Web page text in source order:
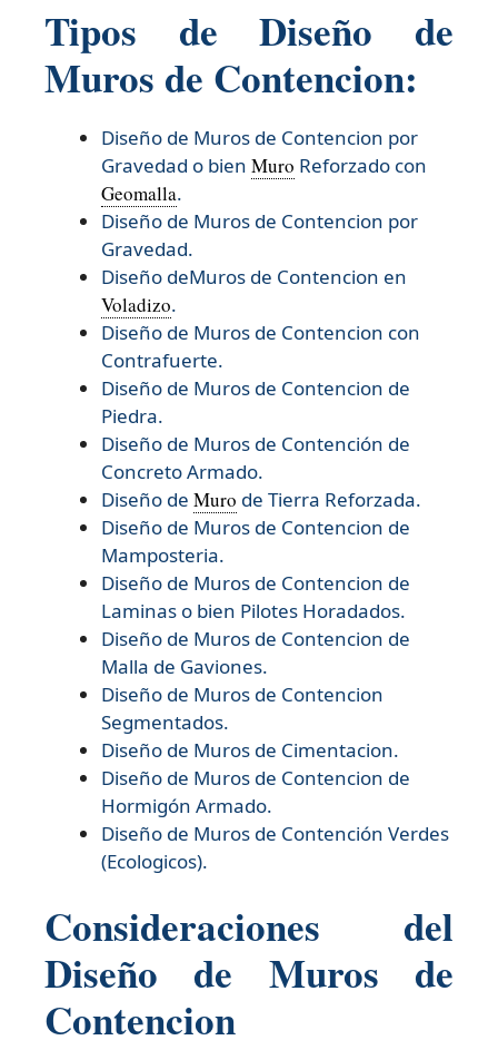
Tipos de Diseño de
Muros de Contencion:
Diseño de Muros de Contencion por
Gravedad o bien Muro Reforzado con
Geomalla.
Diseño de Muros de Contencion por
Gravedad.
Diseño deMuros de Contencion en
Voladizo.
Diseño de Muros de Contencion con
Contrafuerte.
Diseño de Muros de Contencion de
Piedra.
Diseño de Muros de Contención de
Concreto Armado.
Diseño de Muro de Tierra Reforzada.
Diseño de Muros de Contencion de
Mamposteria.
Diseño de Muros de Contencion de
Laminas o bien Pilotes Horadados.
Diseño de Muros de Contencion de
Malla de Gaviones.
Diseño de Muros de Contencion
Segmentados.
Diseño de Muros de Cimentacion.
Diseño de Muros de Contencion de
Hormigón Armado.
Diseño de Muros de Contención Verdes
(Ecologicos).
Consideraciones del
Diseño de Muros de
Contencion